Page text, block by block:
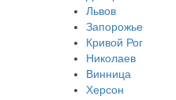
Львов
Запорожье
Кривой Рог
Николаев
Винница
Херсон